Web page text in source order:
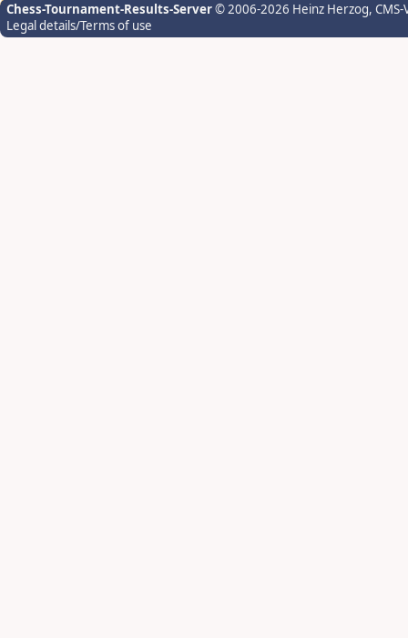
Chess-Tournament-Results-Server© 2006-2026 Heinz Herzog,
Legal details/Terms of use